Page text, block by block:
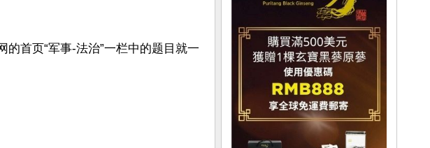
的首页“军事-法治”一栏中的题目就一